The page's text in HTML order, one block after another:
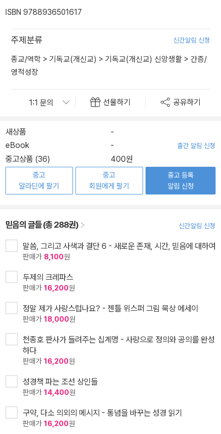
ISBN 9788936501617
주제분류 신간알림 신청
종교/역학 > 기독교(개신교) > 기독교(개신교) 신앙생활 > 간증/
영적성장
선물하기 공유하기
새상품
-
eBook
- 출간 알림 신청
중고상품 (36) 400원
중고
알라딘에 팔기
중고
회원에게 팔기
중고 등록
알림 신청
믿음의 글들 (총 288권) 신간알림 신청
말씀, 그리고 사색과 결단 6 - 새로운 존재, 시간, 믿음에 대하여
판매가 8,100원
두제의 크레파스
판매가 16,200원
정말 제가 사랑스럽나요? - 젠틀 위스퍼 그림 묵상 에세이
판매가 18,000원
천종호 판사가 들려주는 십계명 - 사랑으로 정의와 공의를 완성
하다
판매가 16,200원
성경책 파는 조선 상인들
판매가 14,400원
구약, 다소 의외의 메시지 - 통념을 바꾸는 성경 읽기
판매가 16,200원